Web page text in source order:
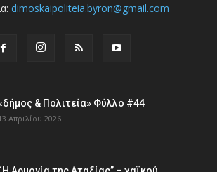
dimoskaipoliteia.byron@gmail.com
& Πολιτεία» Φύλλο #44
Απριλίου 2026